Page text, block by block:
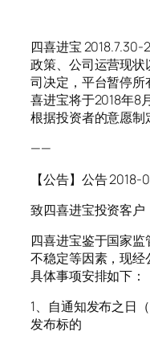
四喜进宝
政策、公司运营现
司决定，平台暂停
喜进宝将于2018年8
根据投资者的意愿制
——
【公告】公告
致四喜进宝投资客户
四喜进宝鉴于国家
不稳定等因素，现经
具体事项安排如下：
1、自通知发布之日
发布标的